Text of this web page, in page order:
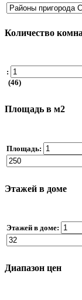
Количество
:
(46)
Площадь в м2
Площадь:
Этажей в доме
Этажей в доме:
Диапазон цен